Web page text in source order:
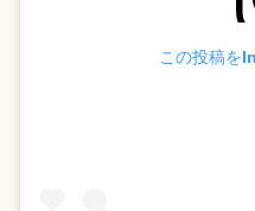
この投稿を